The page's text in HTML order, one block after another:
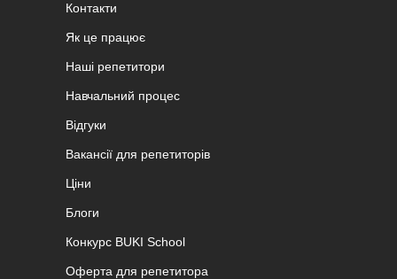
Контакти
Як це працює
Наші репетитори
Навчальний процес
Відгуки
Вакансії для репетиторів
Ціни
Блоги
Конкурс BUKI School
Оферта для репетитора